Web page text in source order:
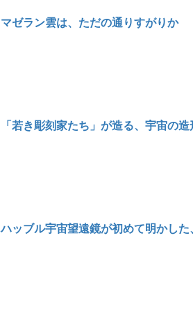
マゼラン雲は、ただの通りすがりか
「若き彫刻家たち」が造る、宇宙の
ハッブル宇宙望遠鏡が初めて明かし